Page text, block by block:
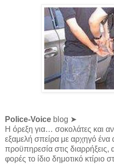
Police-Voice blog ➤
Η όρεξη για… σοκολάτες και
εξαμελή σπείρα με αρχηγό ένα
προϋπηρεσία στις διαρρήξεις,
φορές το ίδιο δημοτικό κτίριο